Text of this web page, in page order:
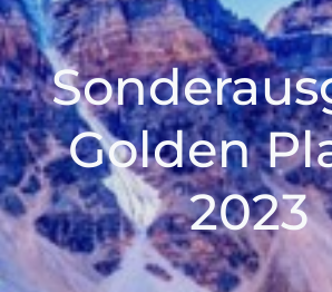
Golden
2023